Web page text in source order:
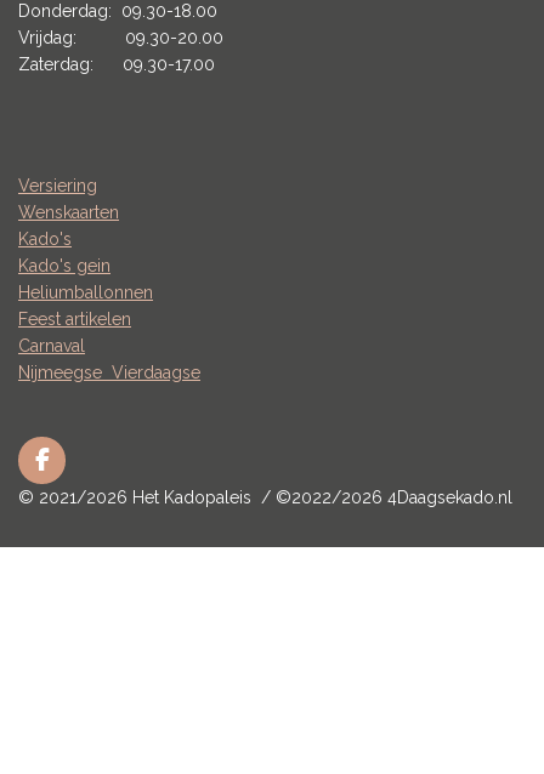
Donderdag: 09.30-18.00
Vrijdag: 09.30-20.00
Zaterdag: 09.30-17.00
Versiering
Wenskaarten
Kado's
Kado's gein
Heliumballonnen
Feest artikelen
Carnaval
Nijmeegse Vierdaagse
F
a
© 2021/2026 Het Kadopaleis / ©2022/2026 4Daagsekado.nl